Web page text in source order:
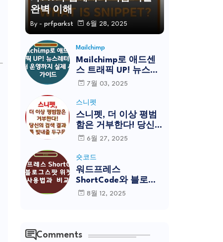
완벽 이해
By - prfparkst 6월 28, 2025
Mailchimp
Mailchimp로 애드센
스 트래픽 UP! 뉴스레
터 설정부터 운영까지
7월 03, 2025
스니펫
스니펫, 더 이상 평범
함은 거부한다! 당신의
검색 결과를 빛내줄 도
6월 27, 2025
숏코드
워드프레스
ShortCode와 블로그
스팟 위젯의 사용법과
8월 12, 2025
Comments